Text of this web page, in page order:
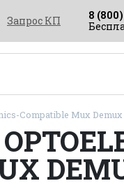
Запрос КП
8
Compatible Mux Demux